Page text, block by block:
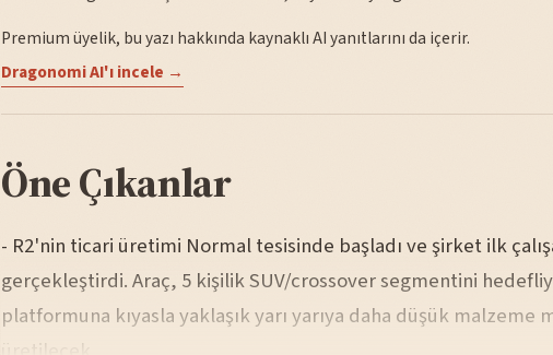
Premium üyelik, bu yazı hakkında kaynaklı AI yanıtlarını da içerir.
Dragonomi AI'ı incele →
Öne Çıkanlar
- R2'nin ticari üretimi Normal tesisinde başladı ve şirket ilk
gerçekleştirdi. Araç, 5 kişilik SUV/crossover segmentini
platformuna kıyasla yaklaşık yarı yarıya daha düşük malzeme